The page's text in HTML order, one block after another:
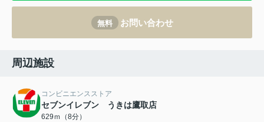
無料 お問い合わせ
周辺施設
コンビニエンスストア
セブンイレブン うきは鷹取店
629ｍ（8分）